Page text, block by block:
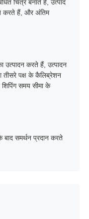
चित्र बनाते हैं, उत्पाद
करते हैं, और अंतिम
उत्पादन करते हैं, उत्पादन
तीसरे पक्ष के कैलिब्रेशन
समय सीमा के
समर्थन प्रदान करते